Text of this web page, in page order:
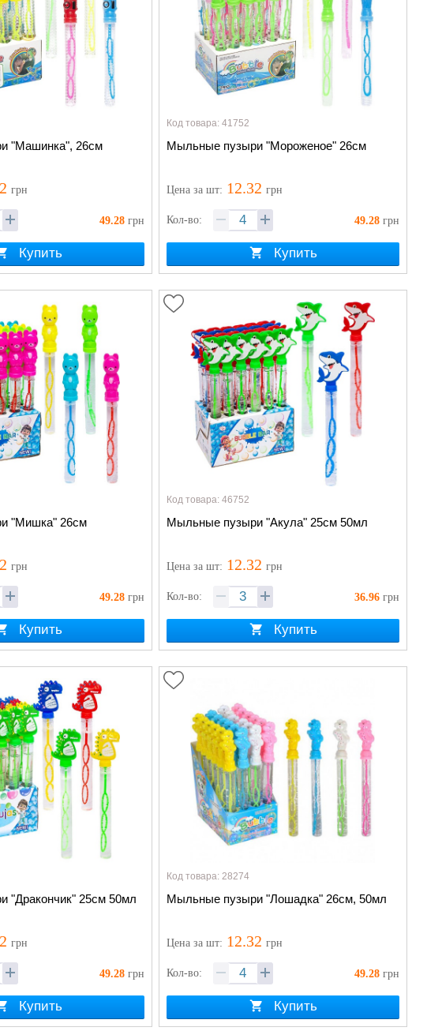
"Машинка", 26см
грн
49.28 грн
Купить
Код товара: 41752
Мыльные пузыри "Мороженое" 26см
Ценаза шт: 12.32 грн
Кол-во: 49.28 грн
Купить
"Мишка" 26см
грн
49.28 грн
Купить
Код товара: 46752
Мыльные пузыри "Акула" 25см 50мл
Ценаза шт: 12.32 грн
Кол-во: 36.96 грн
Купить
"Дракончик" 25см 50мл
грн
49.28 грн
Купить
Код товара: 28274
Мыльные пузыри "Лошадка" 26см, 50мл
Ценаза шт: 12.32 грн
Кол-во: 49.28 грн
Купить